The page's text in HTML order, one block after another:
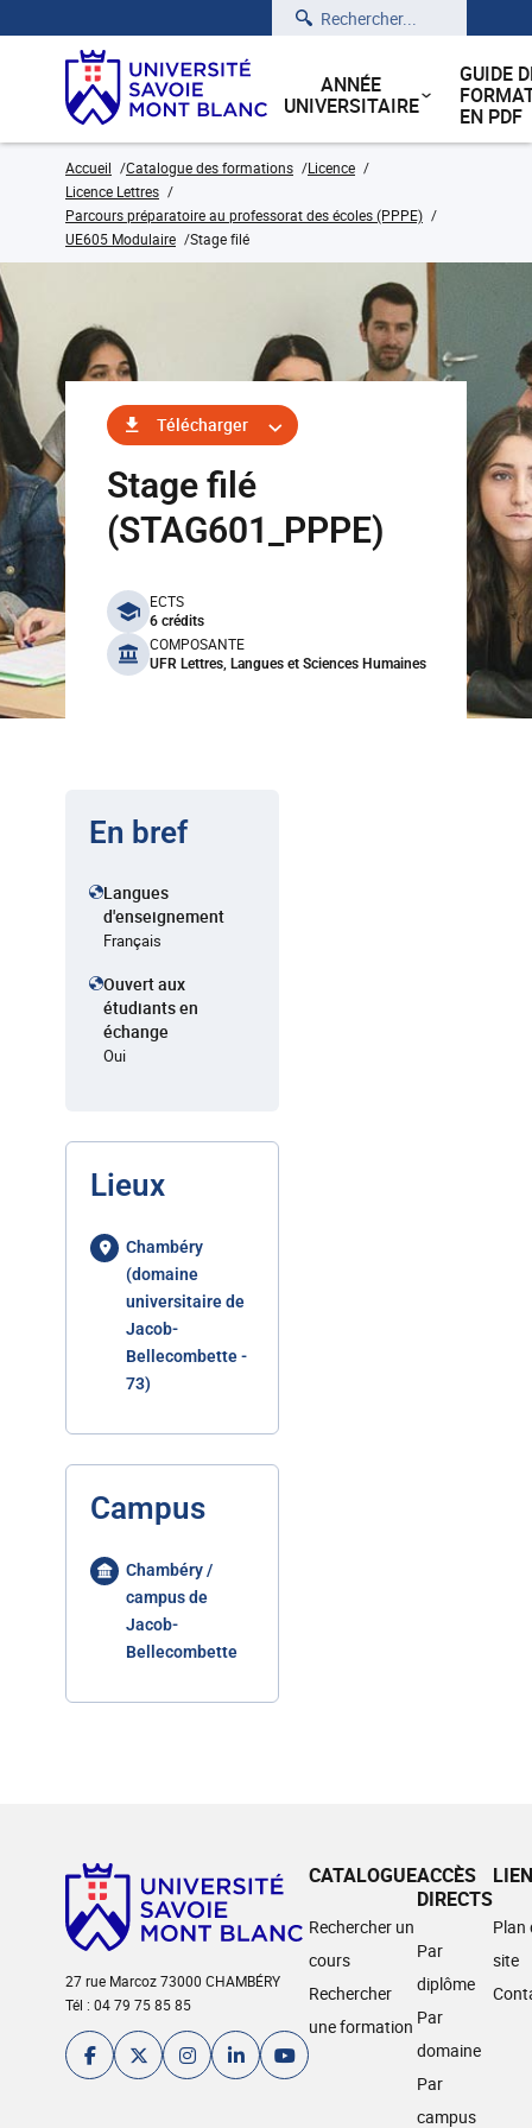
Rechercher
ANNÉE
UNIVERSITAIRE
GUIDE
EN PDF
Accueil Catalogue des formations
Licence
Licence Lettres
Parcours préparatoire au professorat des écoles (PPPE)
UE605 Modulaire
Stage filé
Télécharger
Stage filé
(STAG601_PPPE)
benefits
ECTS
6 crédits
COMPOSANTE
UFR Lettres, Langues et Sciences Humaines
En bref
Langues
d'enseignement
Français
Ouvert aux
étudiants en
échange
Oui
Lieux
Chambéry
(domaine
universitaire de
Jacob-
Bellecombette -
73)
Campus
Chambéry /
campus de
Jacob-
Bellecombette
27 rue Marcoz 73000 CHAMBÉRY
Tél : 04 79 75 85 85
CATALOGUE
Rechercher un
cours
Rechercher
une formation
ACCÈS
DIRECTS
Par
diplôme
Par
domaine
Par
campus
Plan
site